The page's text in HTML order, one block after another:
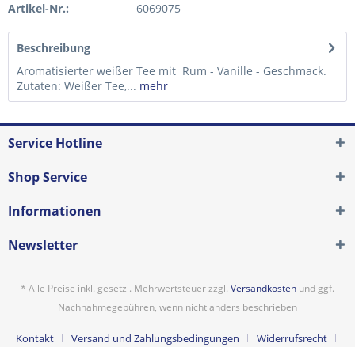
Artikel-Nr.: 6069075
Beschreibung
Aromatisierter weißer Tee mit Rum - Vanille - Geschmack.
Zutaten: Weißer Tee,... mehr
Service Hotline
Shop Service
Informationen
Newsletter
* Alle Preise inkl. gesetzl. Mehrwertsteuer zzgl. Versandkosten und ggf.
Nachnahmegebühren, wenn nicht anders beschrieben
Kontakt Versand und Zahlungsbedingungen Widerrufsrecht